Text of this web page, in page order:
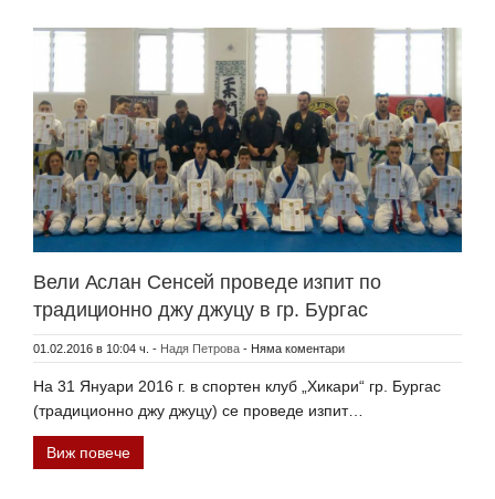
Вели Аслан Сенсей проведе изпит по
традиционно джу джуцу в гр. Бургас
01.02.2016 в 10:04 ч. - Надя Петрова - Няма коментари
На 31 Януари 2016 г. в спортен клуб „Хикари“ гр. Бургас
(традиционно джу джуцу) се проведе изпит…
Виж повече